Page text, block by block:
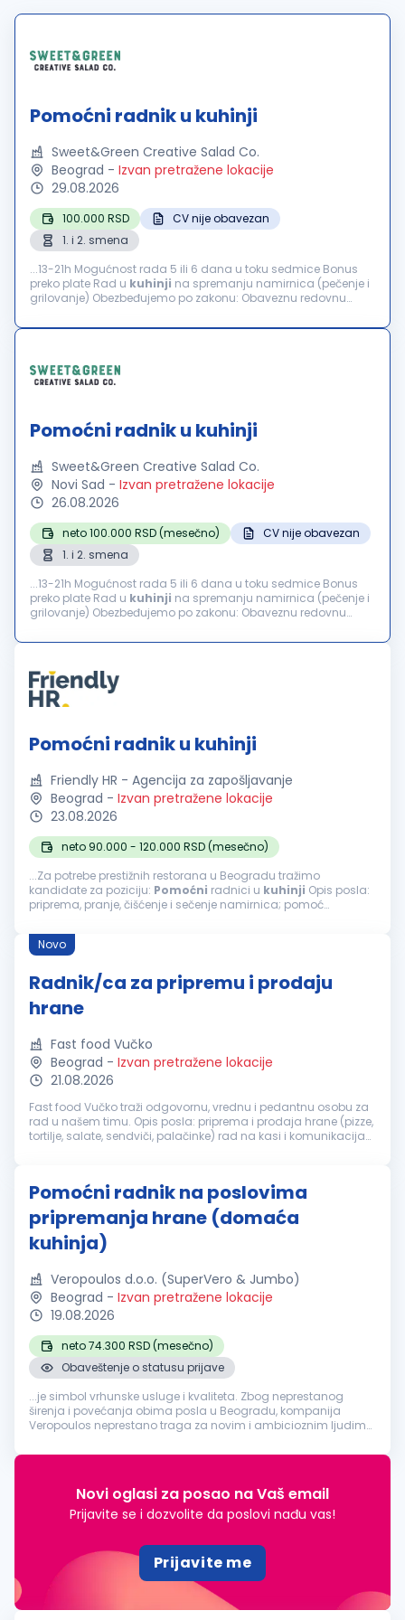
Pomoćni radnik u kuhinji
Sweet&Green Creative Salad Co.
Beograd - Izvan pretražene lokacije
29.08.2026
100.000 RSD
CV nije obavezan
1. i 2. smena
...13-21h Mogućnost rada 5 ili 6 dana u toku sedmice Bonus
preko plate Rad u kuhinji na spremanju namirnica (pečenje i
grilovanje) Obezbeđujemo po zakonu: Obaveznu redovnu
Pomoćni radnik u kuhinji
Sweet&Green Creative Salad Co.
Novi Sad - Izvan pretražene lokacije
26.08.2026
neto 100.000 RSD (mesečno)
CV nije obavezan
1. i 2. smena
...13-21h Mogućnost rada 5 ili 6 dana u toku sedmice Bonus
preko plate Rad u kuhinji na spremanju namirnica (pečenje i
grilovanje) Obezbeđujemo po zakonu: Obaveznu redovnu
Pomoćni radnik u kuhinji
Friendly HR - Agencija za zapošljavanje
Beograd - Izvan pretražene lokacije
23.08.2026
neto 90.000 - 120.000 RSD (mesečno)
...Za potrebe prestižnih restorana u Beogradu tražimo
kandidate za poziciju: Pomoćni radnici u kuhinji Opis posla:
priprema, pranje, čišćenje i sečenje namirnica; pomoć
poslova u
Novo
Radnik/ca za pripremu i prodaju
hrane
Fast food Vučko
Beograd - Izvan pretražene lokacije
21.08.2026
Fast food Vučko traži odgovornu, vrednu i pedantnu osobu za
rad u našem timu. Opis posla: priprema i prodaja hrane (pizze,
tortilje, salate, sendviči, palačinke) rad na kasi i komunikacija
Pomoćni radnik na poslovima
pripremanja hrane (domaća
kuhinja)
Veropoulos d.o.o. (SuperVero & Jumbo)
Beograd - Izvan pretražene lokacije
19.08.2026
neto 74.300 RSD (mesečno)
Obaveštenje o statusu prijave
...je simbol vrhunske usluge i kvaliteta. Zbog neprestanog
širenja i povećanja obima posla u Beogradu, kompanija
Veropoulos neprestano traga za novim i ambicioznim ljudima
(domaća kuhinja) Lokacija rada...
Novi oglasi za posao na Vaš email
Prijavite se i dozvolite da poslovi nađu vas!
Prijavite me